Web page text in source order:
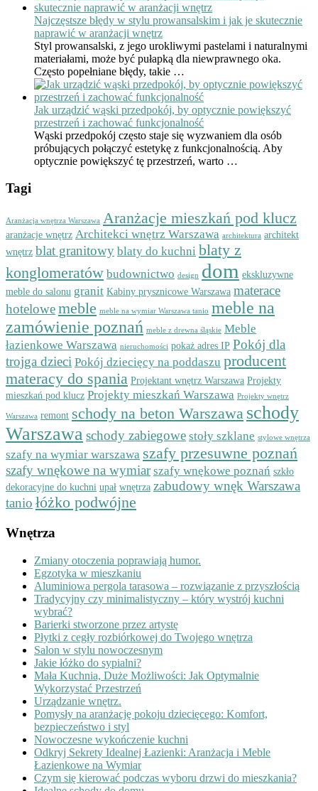
Najczęstsze błędy w stylu prowansalskim i jak je skutecznie
naprawić w aranżacji wnętrz
Styl prowansalski, z jego urokliwymi pastelami i naturalnymi
materiałami, może być pułapką dla niewprawnego oka.
Często popełniane błędy, takie …
Jak urządzić wąski przedpokój, by optycznie powiększyć
przestrzeń i zachować funkcjonalność
Wąski przedpokój często staje się wyzwaniem dla osób
próbujących połączyć estetykę z funkcjonalnością. Aby
optycznie powiększyć tę przestrzeń, warto …
Tagi
Aranżacja wnętrza Warszawa Aranżacje mieszkań pod klucz
aranżacje wnętrz Architekci wnętrz Warszawa architektura architekt
wnętrz blat granitowy blaty do kuchni blaty z
konglomeratów budownictwo design dom ekskluzywne
meble do salonu granit Kabiny prysznicowe Warszawa materace
hotelowemeble meble na wymiar Warszawa tanio meble na
zamówienie poznań meble z drewna śląskie Meble
łazienkowe Warszawa nieruchomości pokaż adres IP Pokój dla
trojga dzieci Pokój dziecięcy na poddaszu producent
materacy do spania Projektant wnętrz Warszawa Projekty
mieszkań pod klucz Projekty mieszkań Warszawa Projekty wnętrz
Warszawa remont schody na beton Warszawa schody
Warszawa schody zabiegowe stoły szklane stylowe wnętrza
szafy na wymiar warszawa szafy przesuwne poznań
szafy wnękowe na wymiar szafy wnękowe poznań szkło
dekoracyjne do kuchni upał wnętrza zabudowy wnęk Warszawa
tanio łóżko podwójne
Wnętrza
Zmiany otoczenia poprawiają humor.
Egzotyka w mieszkaniu
Aluminiowa pergola tarasowa – rozwiązanie z przyszłością
Tradycyjny czy minimalistyczny – który wystrój kuchni
wybrać?
Barierki stworzone przez artystę
Płytki z cegły rozbiórkowej do Twojego wnętrza
Salon w stylu nowoczesnym
Jakie łóżko do sypialni?
Mała Kuchnia, Duże Możliwości: Jak Optymalnie
Wykorzystać Przestrzeń
Urządzanie wnętrz.
Pomysły na aranżację pokoju dziecięcego: Komfort,
bezpieczeństwo i styl
Nowoczesne wykończenie kuchni
Odkryj Sekrety Idealnej Łazienki: Aranżacja i Meble
Łazienkowe na Wymiar
Czym się kierować podczas wyboru drzwi do mieszkania?